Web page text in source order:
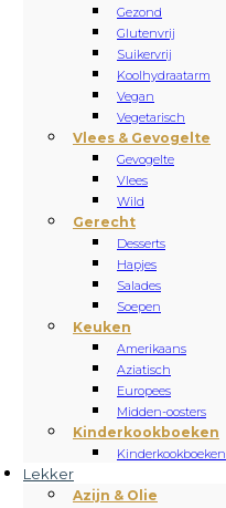
Gezond
Glutenvrij
Suikervrij
Koolhydraatarm
Vegan
Vegetarisch
Vlees & Gevogelte
Gevogelte
Vlees
Wild
Gerecht
Desserts
Hapjes
Salades
Soepen
Keuken
Amerikaans
Aziatisch
Europees
Midden-oosters
Kinderkookboeken
Kinderkookboeken
Lekker
Azijn & Olie